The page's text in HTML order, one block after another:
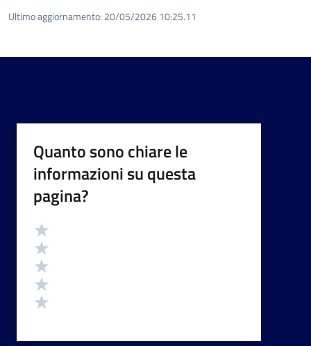
Ultimo aggiornamento: 20/05/2026 10:25.11
Quanto sono chiare le
informazioni su questa
pagina?
Valutazione